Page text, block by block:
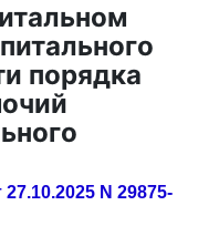
порядка
N 29875-